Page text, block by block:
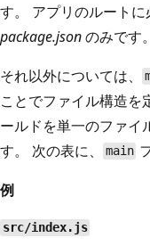
す。 アプリのルートに
package.jsonのみです。
それ以外については、
ことでファイル構造を
ールドを単一のファイ
す。 次の表に、
main
例
src/index.js